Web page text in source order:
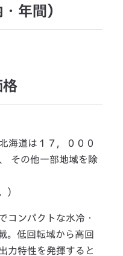
年間）
格
海道は１７，０００
その他一部地域を除
）
コンパクトな水冷・
。低回転域から高回
力特性を発揮すると